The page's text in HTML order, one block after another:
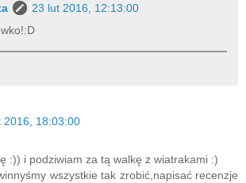
23 lut 2016, 12:13:00
2016, 18:03:00
:)) i podziwiam za tą walkę z wiatrakami :)
wszystkie tak zrobić,napisać recenzje